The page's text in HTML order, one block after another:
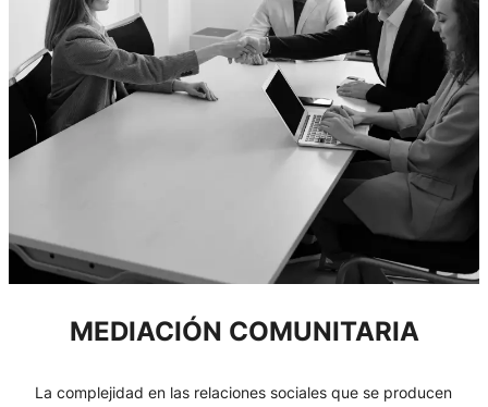
MEDIACIÓN COMUNITARIA
La complejidad en las relaciones sociales que se producen